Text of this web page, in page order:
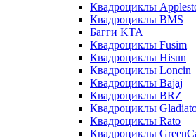
Квадроциклы
Квадроциклы BMS
Багги KTA
Квадроциклы Fusim
Квадроциклы Hisun
Квадроциклы Loncin
Квадроциклы Bajaj
Квадроциклы BRZ
Квадроциклы
Квадроциклы Rato
Квадроциклы